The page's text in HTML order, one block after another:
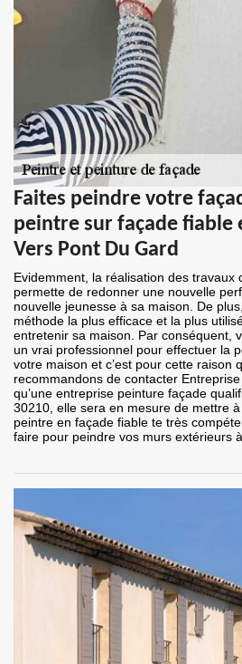
Faites peindre votre
peintre sur façade fiable
Vers Pont Du Gard
Evidemment, la réalisation des travaux
permette de redonner une nouvelle
nouvelle jeunesse à sa maison. De
méthode la plus efficace et la plus
entretenir sa maison. Par conséquent,
un vrai professionnel pour effectuer la
votre maison et c’est pour cette raison
recommandons de contacter
qu’une entreprise peinture façade
30210, elle sera en mesure de mettre
peintre en façade fiable te très
faire pour peindre vos murs extérieurs